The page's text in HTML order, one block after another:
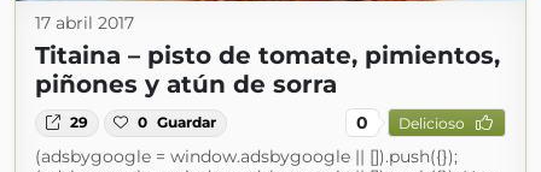
17 abril 2017
Titaina – pisto de tomate, pimientos,
piñones y atún de sorra
29 0 Guardar 0 Delicioso
(adsbygoogle = window.adsbygoogle || []).push({});